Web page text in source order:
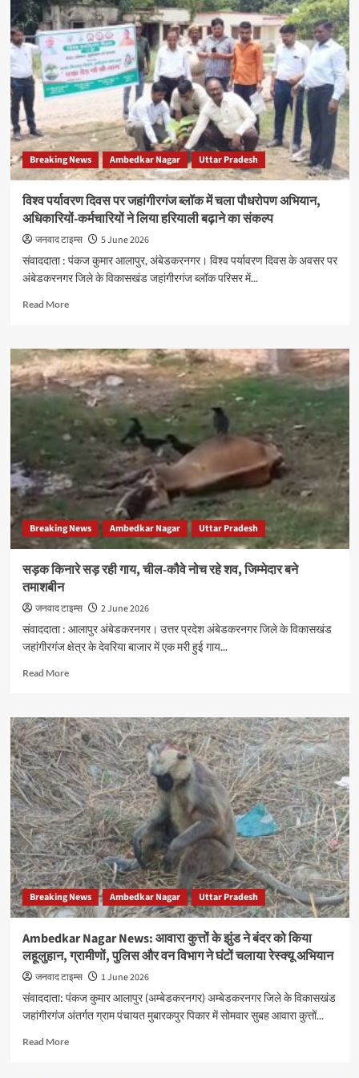
न्यूज:
आलापुर
विधायक
त्रिभुवन
दत्त
ने
पीडीए
वृक्षारोपण
अभियान
के
तहत
किया
पौधरोपण
Breaking News Ambedkar Nagar Uttar Pradesh
विश्व पर्यावरण दिवस पर जहांगीरगंज ब्लॉक में चला पौधरोपण अभियान,
अधिकारियों-कर्मचारियों ने लिया हरियाली बढ़ाने का संकल्प
जनवाद टाइम्स
5 June 2026
संवाददाता : पंकज कुमार आलापुर, अंबेडकरनगर। विश्व पर्यावरण दिवस के अवसर पर
अंबेडकरनगर जिले के विकासखंड जहांगीरगंज ब्लॉक परिसर में...
Read MoreRead
विश्व
पर्यावरण
दिवस
पर
जहांगीरगंज
ब्लॉक
में
अभियान,
अधिकारियों-
कर्मचारियों
ने
लिया
हरियाली
बढ़ाने
संकल्प
Breaking News Ambedkar Nagar Uttar Pradesh
सड़क किनारे सड़ रही गाय, चील-कौवे नोच रहे शव, जिम्मेदार बने
तमाशबीन
जनवाद टाइम्स
2 June 2026
संवाददाता : आलापुर अंबेडकरनगर। उत्तर प्रदेश अंबेडकरनगर जिले के विकासखंड
जहांगीरगंज क्षेत्र के देवरिया बाजार में एक मरी हुई गाय...
Read MoreRead
सड़क
किनारे
सड़
रही
गाय,
चील-
कौवे
नोच
रहे
शव,
जिम्मेदार
बने
तमाशबीन
Breaking News Ambedkar Nagar Uttar Pradesh
Ambedkar Nagar News: आवारा कुत्तों के झुंड ने बंदर को किया
लहूलुहान, ग्रामीणों, पुलिस और वन विभाग ने घंटों चलाया रेस्क्यू अभियान
जनवाद टाइम्स
1 June 2026
संवाददाता: पंकज कुमार आलापुर (अम्बेडकरनगर) अम्बेडकरनगर जिले के विकासखंड
जहांगीरगंज अंतर्गत ग्राम पंचायत मुबारकपुर पिकार में सोमवार सुबह आवारा कुत्तों...
Read MoreRead